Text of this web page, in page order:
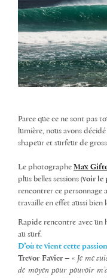
Parce que ce ne sont pas
lumière, nous avons
shapeur et surfeur de
Le photographe Max
plus belles sessions (voir le
rencontrer ce personnage
travaille en effet aussi bien
Rapide rencontre avec un
au surf.
D’où te vient cette
Trevor Favier– « Je me
de moyen pour pouvoir